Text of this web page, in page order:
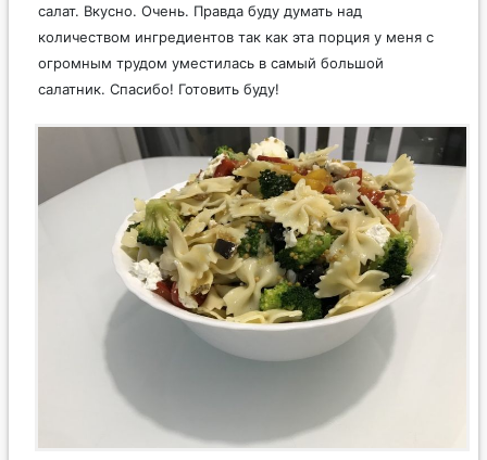
салат. Вкусно. Очень. Правда буду думать над
количеством ингредиентов так как эта порция у меня с
огромным трудом уместилась в самый большой
салатник. Спасибо! Готовить буду!